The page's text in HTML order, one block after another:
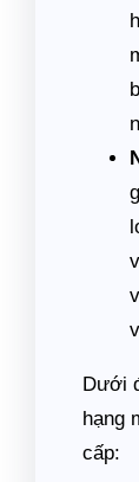
Dưới
hạng
cấp: